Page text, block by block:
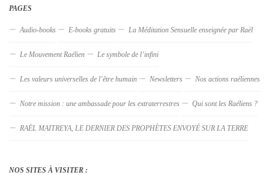
PAGES
Audio-books E-books gratuits La Méditation Sensuelle enseignée par Raël
Le Mouvement Raélien Le symbole de l’infini
Les valeurs universelles de l’être humain Newsletters Nos actions raéliennes
Notre mission : une ambassade pour les extraterrestres Qui sont les Raéliens ?
RAËL MAITREYA, LE DERNIER DES PROPHÈTES ENVOYÉ SUR LA TERRE
NOS SITES À VISITER :